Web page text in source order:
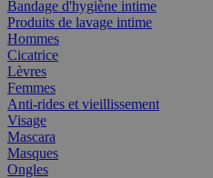
Bandage d'hygiène intime
Produits de lavage intime
Hommes
Cicatrice
Lèvres
Femmes
Anti-rides et vieillissement
Visage
Mascara
Masques
Ongles